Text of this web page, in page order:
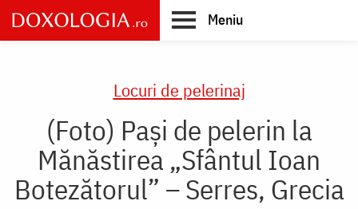
Skip
to
main
Meniu
Locuri de pelerinaj
(Foto) Paşi de pelerin la
Mănăstirea „Sfântul Ioan
Botezătorul” – Serres, Grecia